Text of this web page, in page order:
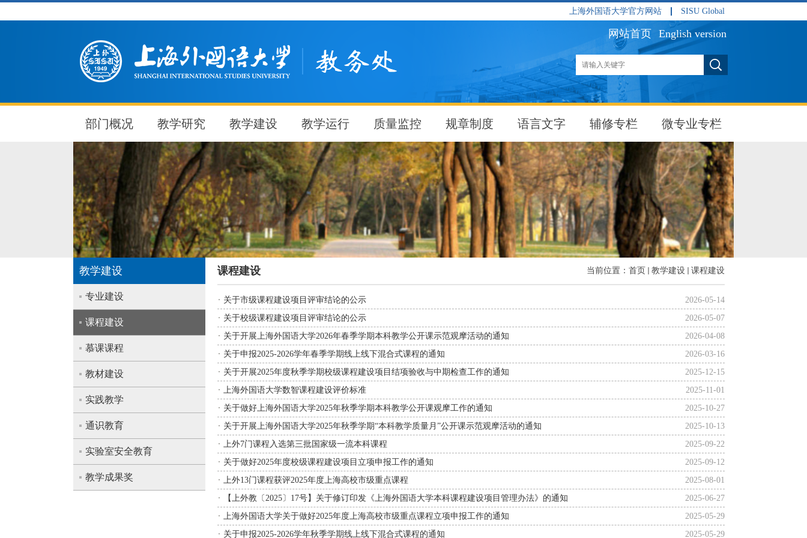
上海外国语大学官方网站 SISU Global
网站首页 English version
部门概况 教学研究 教学建设 教学运行 质量监控 规章制度 语言文字 辅修专栏 微专业专栏
教学建设
专业建设
课程建设
慕课课程
教材建设
实践教学
通识教育
实验室安全教育
教学成果奖
课程建设 当前位置： 首页 教学建设 课程建设
关于市级课程建设项目评审结论的公示
2026-05-14
关于校级课程建设项目评审结论的公示
2026-05-07
关于开展上海外国语大学2026年春季学期本科教学公开课示范观摩活动的通知
2026-04-08
关于申报2025-2026学年春季学期线上线下混合式课程的通知
2026-03-16
关于开展2025年度秋季学期校级课程建设项目结项验收与中期检查工作的通知
2025-12-15
上海外国语大学数智课程建设评价标准
2025-11-01
关于做好上海外国语大学2025年秋季学期本科教学公开课观摩工作的通知
2025-10-27
关于开展上海外国语大学2025年秋季学期“本科教学质量月”公开课示范观摩活动的通知
2025-10-13
上外7门课程入选第三批国家级一流本科课程
2025-09-22
关于做好2025年度校级课程建设项目立项申报工作的通知
2025-09-12
上外13门课程获评2025年度上海高校市级重点课程
2025-08-01
【上外教〔2025〕17号】关于修订印发《上海外国语大学本科课程建设项目管理办法》的通知
2025-06-27
上海外国语大学关于做好2025年度上海高校市级重点课程立项申报工作的通知
2025-05-29
关于申报2025-2026学年秋季学期线上线下混合式课程的通知
2025-05-29